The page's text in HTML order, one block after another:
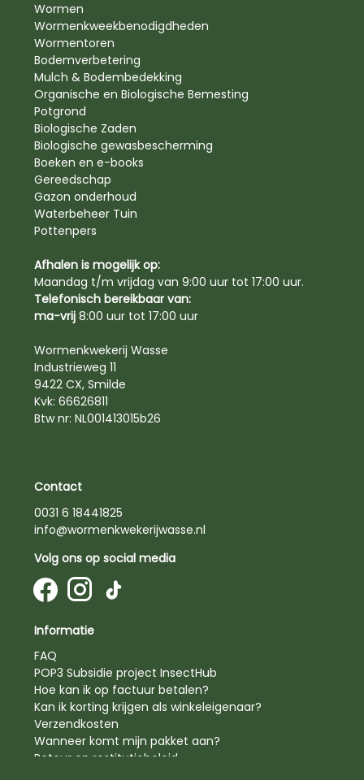
Wormen
Wormenkweekbenodigdheden
Wormentoren
Bodemverbetering
Mulch & Bodembedekking
Organische en Biologische Bemesting
Potgrond
Biologische Zaden
Biologische gewasbescherming
Boeken en e-books
Gereedschap
Gazon onderhoud
Waterbeheer Tuin
Pottenpers
Afhalen is mogelijk op:
Maandag t/m vrijdag van 9:00 uur tot 17:00 uur.
Telefonisch bereikbaar van:
ma-vrij 8:00 uur tot 17:00 uur
Wormenkwekerij Wasse
Industrieweg 11
9422 CX, Smilde
Kvk: 66626811
Btw nr: NL001413015b26
Contact
0031 6 18441825
info@wormenkwekerijwasse.nl
Volg ons op social media
Informatie
FAQ
POP3 Subsidie project InsectHub
Hoe kan ik op factuur betalen?
Kan ik korting krijgen als winkeleigenaar?
Verzendkosten
Wanneer komt mijn pakket aan?
Retour en restitutiebeleid